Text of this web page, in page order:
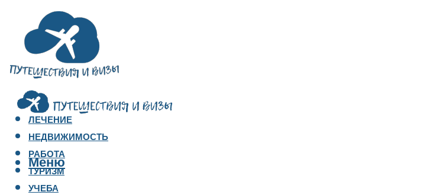
ЛЕЧЕНИЕ
НЕДВИЖИМОСТЬ
РАБОТА
ТУРИЗМ
УЧЕБА
Меню